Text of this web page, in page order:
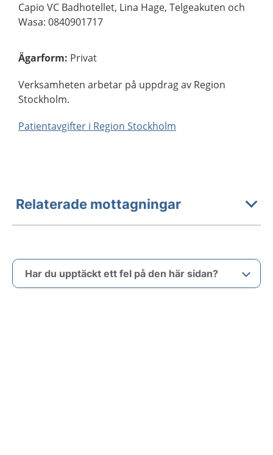
Capio VC Badhotellet, Lina Hage, Telgeakuten och
Wasa: 0840901717
Ägarform: Privat
Verksamheten arbetar på uppdrag av Region
Stockholm.
Patientavgifter i Region Stockholm
Relaterade mottagningar
Har du upptäckt ett fel på den här sidan?